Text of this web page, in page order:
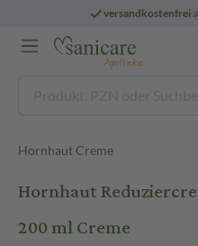
versandkostenfrei
Hornhaut Creme
Hornhaut
200 ml Creme